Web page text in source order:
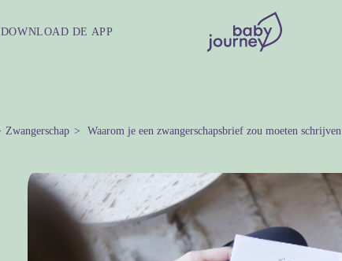
DOWNLOAD DE APP
Zwangerschap Waarom je een zwangerschapsbrief zou moeten schrijven